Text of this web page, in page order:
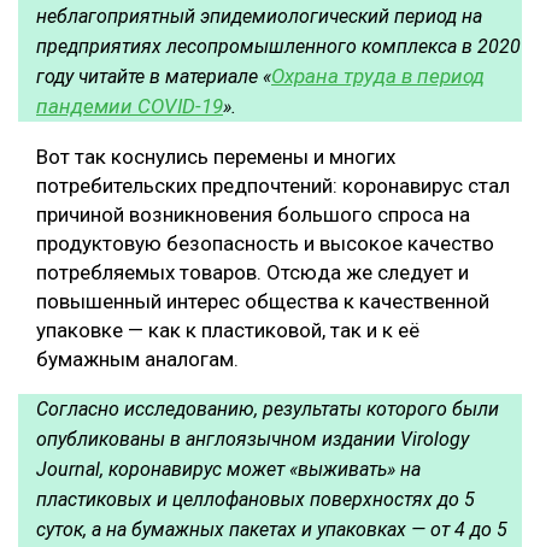
МЕБЕЛЬНОЕ ПРОИЗВОДСТВО
неблагоприятный эпидемиологический период на
предприятиях лесопромышленного комплекса в 2020
году читайте в материале «Охрана труда в период
пандемии COVID-19».
Вот так коснулись перемены и многих
потребительских предпочтений: коронавирус стал
причиной возникновения большого спроса на
продуктовую безопасность и высокое качество
потребляемых товаров. Отсюда же следует и
повышенный интерес общества к качественной
упаковке — как к пластиковой, так и к её
бумажным аналогам.
Согласно исследованию, результаты которого были
опубликованы в англоязычном издании Virology
Journal, коронавирус может «выживать» на
пластиковых и целлофановых поверхностях до 5
суток, а на бумажных пакетах и упаковках — от 4 до 5